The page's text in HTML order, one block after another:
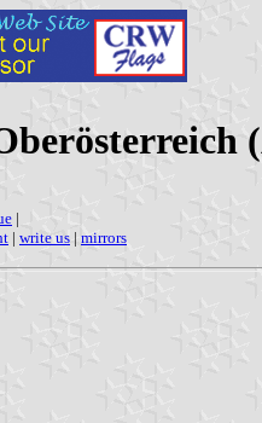
|
| write us | mirrors